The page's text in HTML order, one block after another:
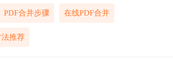
PDF合并步骤 在线PDF合并
法推荐